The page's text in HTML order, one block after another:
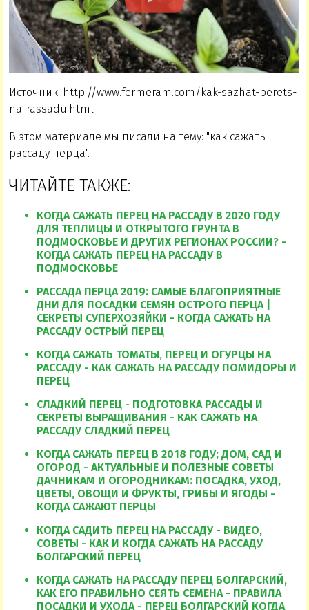
Источник: http://www.fermeram.com/kak-sazhat-perets-
na-rassadu.html
В этом материале мы писали на тему: "как сажать
рассаду перца".
ЧИТАЙТЕ ТАКЖЕ:
КОГДА САЖАТЬ ПЕРЕЦ НА РАССАДУ В 2020 ГОДУ
ДЛЯ ТЕПЛИЦЫ И ОТКРЫТОГО ГРУНТА В
ПОДМОСКОВЬЕ И ДРУГИХ РЕГИОНАХ РОССИИ? -
КОГДА САЖАТЬ ПЕРЕЦ НА РАССАДУ В
ПОДМОСКОВЬЕ
РАССАДА ПЕРЦА 2019: САМЫЕ БЛАГОПРИЯТНЫЕ
ДНИ ДЛЯ ПОСАДКИ СЕМЯН ОСТРОГО ПЕРЦА |
СЕКРЕТЫ СУПЕРХОЗЯЙКИ - КОГДА САЖАТЬ НА
РАССАДУ ОСТРЫЙ ПЕРЕЦ
КОГДА САЖАТЬ ТОМАТЫ, ПЕРЕЦ И ОГУРЦЫ НА
РАССАДУ - КАК САЖАТЬ НА РАССАДУ ПОМИДОРЫ И
ПЕРЕЦ
СЛАДКИЙ ПЕРЕЦ - ПОДГОТОВКА РАССАДЫ И
СЕКРЕТЫ ВЫРАЩИВАНИЯ - КАК САЖАТЬ НА
РАССАДУ СЛАДКИЙ ПЕРЕЦ
КОГДА САЖАТЬ ПЕРЕЦ В 2018 ГОДУ; ДОМ, САД И
ОГОРОД - АКТУАЛЬНЫЕ И ПОЛЕЗНЫЕ СОВЕТЫ
ДАЧНИКАМ И ОГОРОДНИКАМ: ПОСАДКА, УХОД,
ЦВЕТЫ, ОВОЩИ И ФРУКТЫ, ГРИБЫ И ЯГОДЫ -
КОГДА САЖАЮТ ПЕРЦЫ
КОГДА САДИТЬ ПЕРЕЦ НА РАССАДУ - ВИДЕО,
СОВЕТЫ - КАК И КОГДА САЖАТЬ НА РАССАДУ
БОЛГАРСКИЙ ПЕРЕЦ
КОГДА САЖАТЬ НА РАССАДУ ПЕРЕЦ БОЛГАРСКИЙ,
КАК ЕГО ПРАВИЛЬНО СЕЯТЬ СЕМЕНА - ПРАВИЛА
ПОСАДКИ И УХОДА - ПЕРЕЦ БОЛГАРСКИЙ КОГДА